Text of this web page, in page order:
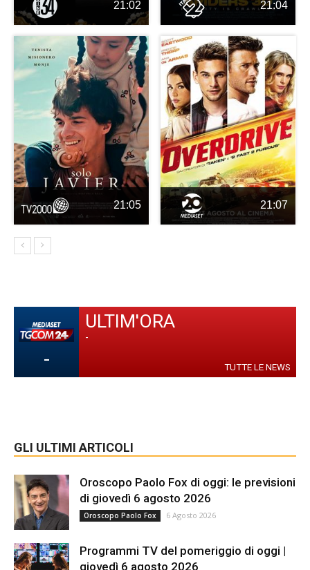
21:02 21:04
21:05 21:07
-
ULTIM'ORA
-
TUTTE LE NEWS
GLI ULTIMI ARTICOLI
Oroscopo Paolo Fox di oggi: le previsioni
di giovedì 6 agosto 2026
Oroscopo Paolo Fox 6 Agosto 2026
Programmi TV del pomeriggio di oggi |
giovedì 6 agosto 2026